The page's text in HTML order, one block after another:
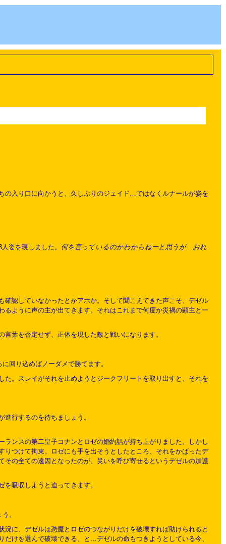
の入り口に向かうと、久しぶりのジェイド…ではなくルナールが姿を
姿を現しました。 何を言っているのかわからねーと思うが おれ
認していなかったとかアホか。そして聞こえてきた声こそ、デゼル
ように声の主が出てきます。それはこれまで何度か災禍の顕主と一
葉を否定せず、正体を現した敵と戦いになります。
回り込めばノーダメで勝てます。
。スレイがそれを止めようとジークフリートを取り出すと、それを
行するのを待ちましょう。
ンスの第二皇子コナンとロゼの婚約話が持ち上がりました。しかし
つけて拘束。ロゼにも手を出そうとしたところ、それをかばったデ
の全ての遠因となったのが、災いを呼び寄せるというデゼルの加護
吸収しようと迫ってきます。
。
に、デゼルは憑魔とロゼのつながりだけを破壊すれば助けられると
けを選んで破壊できる、と…デゼルの命もつきようとしている今、